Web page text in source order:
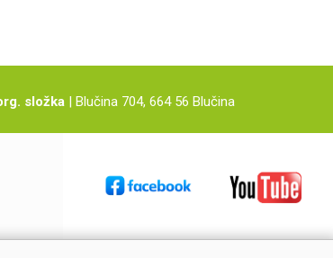
složka | Blučina 704, 664 56 Blučina